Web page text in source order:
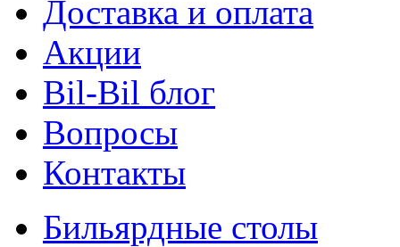
Доставка и оплата
Акции
Bil-Bil блог
Вопросы
Контакты
Бильярдные столы